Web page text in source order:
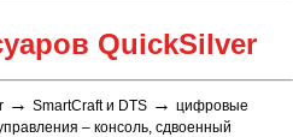
QuickSilver
→ SmartCraft и DTS → цифровые
– консоль, сдвоенный